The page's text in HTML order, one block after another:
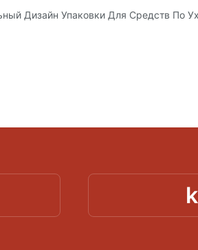
Дизайн Упаковки Для Средств По